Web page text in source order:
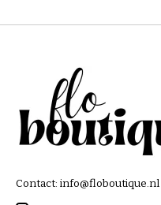
Contact: info@floboutique.nl